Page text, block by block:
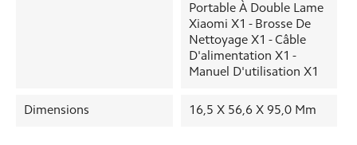
Portable À Double Lame
Xiaomi X1 - Brosse De
Nettoyage X1 - Câble
D'alimentation X1 -
Manuel D'utilisation X1
Dimensions 16,5 X 56,6 X 95,0 Mm